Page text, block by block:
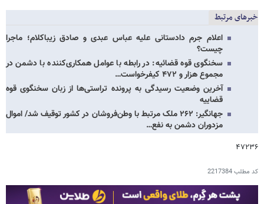
خبرهای مرتبط
اعلام جرم دادستانی علیه عباس عبدی و صادق زیباکلام؛ ماجرا
چیست؟
سخنگوی قوه قضائیه: در رابطه با عوامل همکاری‌کننده با دشمن در
مجموع هزار و ۴۷۲ کیفرخواست…
آخرین وضعیت رسیدگی به پرونده تراستی‌ها از زبان سخنگوی قوه
قضاییه
جهانگیر: ۲۶۲ ملک مرتبط با وطن‌فروشان در کشور توقیف شد/ اموال
مزدوران دشمن به نفع…
۴۷۲۳۶
کد مطلب2217384